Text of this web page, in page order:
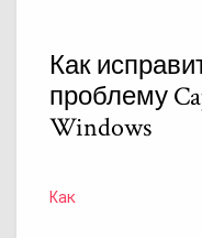
Как
проблему
Windows
Как